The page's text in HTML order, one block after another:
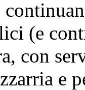
(e
con
e